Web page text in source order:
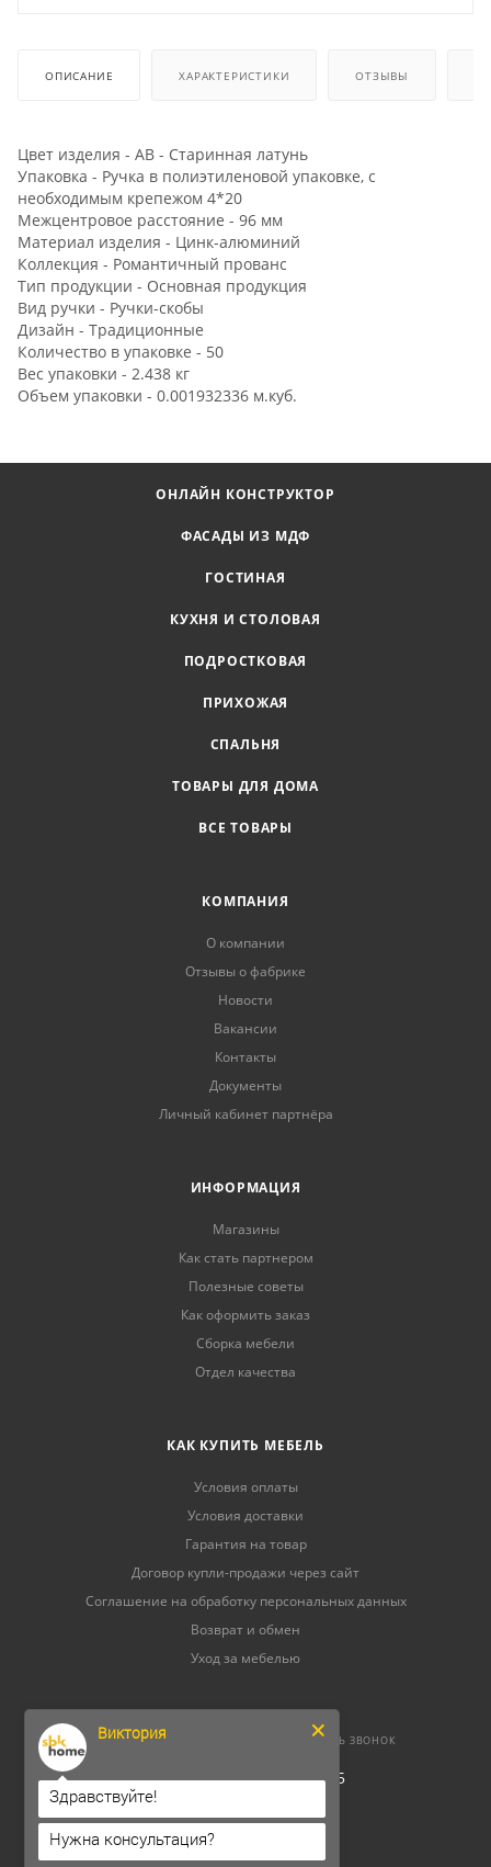
ОПИСАНИЕ ХАРАКТЕРИСТИКИ ОТЗЫВЫ
Цвет изделия - AB - Старинная латунь
Упаковка - Ручка в полиэтиленовой упаковке, с
необходимым крепежом 4*20
Межцентровое расстояние - 96 мм
Материал изделия - Цинк-алюминий
Коллекция - Романтичный прованс
Тип продукции - Основная продукция
Вид ручки - Ручки-скобы
Дизайн - Традиционные
Количество в упаковке - 50
Вес упаковки - 2.438 кг
Объем упаковки - 0.001932336 м.куб.
ОНЛАЙН КОНСТРУКТОР
ФАСАДЫ ИЗ МДФ
ГОСТИНАЯ
КУХНЯ И СТОЛОВАЯ
ПОДРОСТКОВАЯ
ПРИХОЖАЯ
СПАЛЬНЯ
ТОВАРЫ ДЛЯ ДОМА
ВСЕ ТОВАРЫ
КОМПАНИЯ
О компании
Отзывы о фабрике
Новости
Вакансии
Контакты
Документы
Личный кабинет партнёра
ИНФОРМАЦИЯ
Магазины
Как стать партнером
Полезные советы
Как оформить заказ
Сборка мебели
Отдел качества
КАК КУПИТЬ МЕБЕЛЬ
Условия оплаты
Условия доставки
Гарантия на товар
Договор купли-продажи через сайт
Соглашение на обработку персональных данных
Возврат и обмен
Уход за мебелью
8 (800) 500-52-16 ЗАКАЗАТЬ ЗВОНОК
ОГРНИП 304264520800165
Виктория
Здравствуйте!
Нужна консультация?